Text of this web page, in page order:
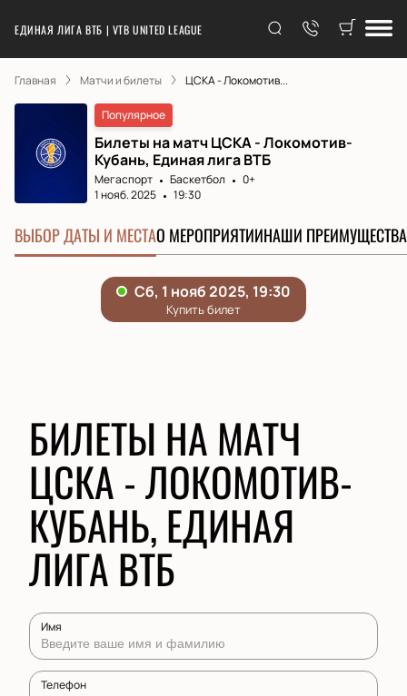
ЕДИНАЯ ЛИГА ВТБ | VTB UNITED LEAGUE
Главная Матчи и билеты ЦСКА - Локомотив...
Популярное
Билеты на матч ЦСКА - Локомотив-
Кубань, Единая лига ВТБ
Мегаспорт Баскетбол
0+
1 нояб. 2025
19:30
ВЫБОР ДАТЫ И МЕСТАО МЕРОПРИЯТИИНАШИ ПРЕИМУЩЕСТВА
БИЛЕТЫ НА МАТЧ
ЦСКА - ЛОКОМОТИВ-
КУБАНЬ, ЕДИНАЯ
ЛИГА ВТБ
Имя
Телефон